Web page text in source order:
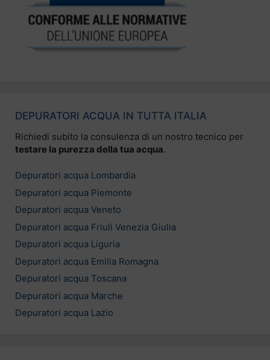
DEPURATORI ACQUA IN TUTTA ITALIA
Richiedi subito la consulenza di un nostro tecnico per
testare la purezza della tua acqua.
Depuratori acqua Lombardia
Depuratori acqua Piemonte
Depuratori acqua Veneto
Depuratori acqua Friuli Venezia Giulia
Depuratori acqua Liguria
Depuratori acqua Emilia Romagna
Depuratori acqua Toscana
Depuratori acqua Marche
Depuratori acqua Lazio